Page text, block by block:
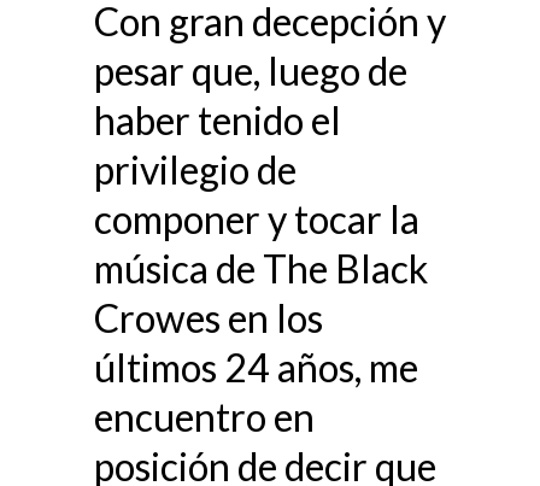
Con gran decepción y
pesar que, luego de
haber tenido el
privilegio de
componer y tocar la
música de The Black
Crowes en los
últimos 24 años, me
encuentro en
posición de decir que